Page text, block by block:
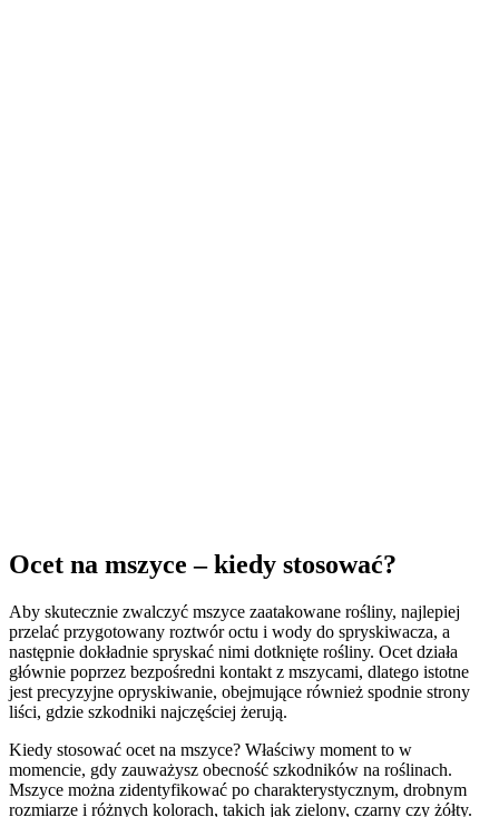
Ocet na mszyce – kiedy stosować?
Aby skutecznie zwalczyć mszyce zaatakowane rośliny, najlepiej
przelać przygotowany roztwór octu i wody do spryskiwacza, a
następnie dokładnie spryskać nimi dotknięte rośliny. Ocet działa
głównie poprzez bezpośredni kontakt z mszycami, dlatego istotne
jest precyzyjne opryskiwanie, obejmujące również spodnie strony
liści, gdzie szkodniki najczęściej żerują.
Kiedy stosować ocet na mszyce? Właściwy moment to w
momencie, gdy zauważysz obecność szkodników na roślinach.
Mszyce można zidentyfikować po charakterystycznym, drobnym
rozmiarze i różnych kolorach, takich jak zielony, czarny czy żółty.